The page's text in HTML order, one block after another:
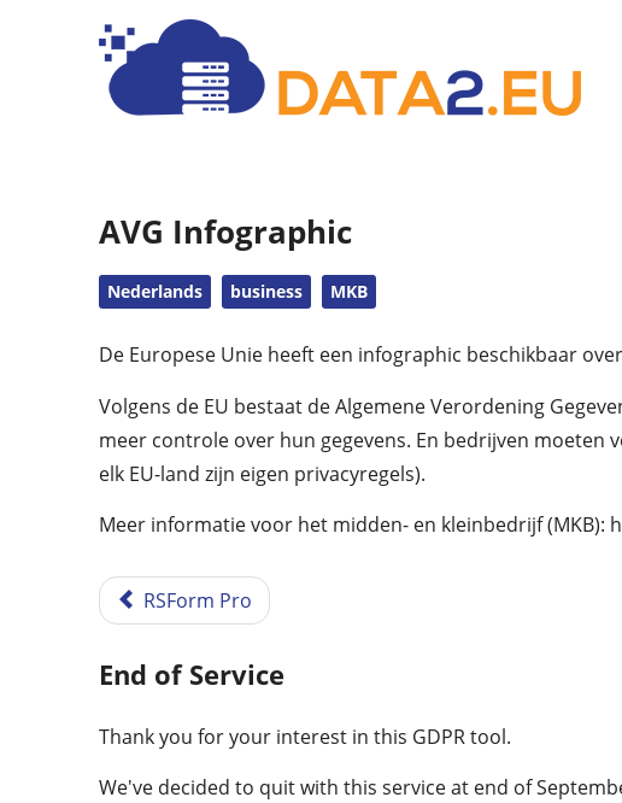
AVG Infographic
Nederlands business MKB
De Europese Unie heeft een infographic beschikbaar
Volgens de EU bestaat de Algemene Verordening
meer controle over hun gegevens. En bedrijven moeten
elk EU-land zijn eigen privacyregels).
Meer informatie voor het midden- en kleinbedrijf
RSForm Pro
End of Service
Thank you for your interest in this GDPR tool.
We've decided to quit with this service at end of